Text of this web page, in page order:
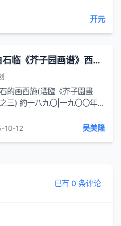
开元
齐白石临《芥子园画谱》西施图 約一八九〇|一九〇〇年
的画西施(選臨《芥子園畫
三) 約一八九〇|一九〇〇年
临《芥子园画谱》西施图其一
10-12 吴美隆
已有 0 条评论